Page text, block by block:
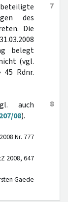
7
des
Die
belegt
(vgl.
45 Rdnr.
8
auch
08).
Nr. 777
2008, 647
Gaede